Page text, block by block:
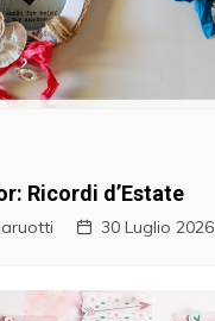
Ricordi d’Estate
30 Luglio 2026